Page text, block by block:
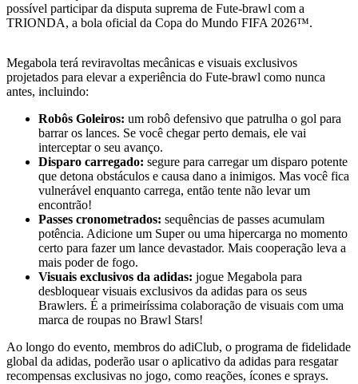
possível participar da disputa suprema de Fute-brawl com a
TRIONDA, a bola oficial da Copa do Mundo FIFA 2026™.
Megabola terá reviravoltas mecânicas e visuais exclusivos
projetados para elevar a experiência do Fute-brawl como nunca
antes, incluindo:
Robôs Goleiros: um robô defensivo que patrulha o gol para
barrar os lances. Se você chegar perto demais, ele vai
interceptar o seu avanço.
Disparo carregado: segure para carregar um disparo potente
que detona obstáculos e causa dano a inimigos. Mas você fica
vulnerável enquanto carrega, então tente não levar um
encontrão!
Passes cronometrados: sequências de passes acumulam
potência. Adicione um Super ou uma hipercarga no momento
certo para fazer um lance devastador. Mais cooperação leva a
mais poder de fogo.
Visuais exclusivos da adidas: jogue Megabola para
desbloquear visuais exclusivos da adidas para os seus
Brawlers. É a primeiríssima colaboração de visuais com uma
marca de roupas no Brawl Stars!
Ao longo do evento, membros do adiClub, o programa de fidelidade
global da adidas, poderão usar o aplicativo da adidas para resgatar
recompensas exclusivas no jogo, como reações, ícones e sprays.